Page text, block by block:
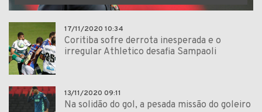
17/11/2020 10:34
Coritiba sofre derrota inesperada e o
irregular Athletico desafia Sampaoli
13/11/2020 09:11
Na solidão do gol, a pesada missão do goleiro